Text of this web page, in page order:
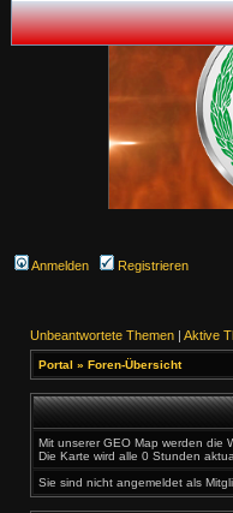
Anmelden Registrieren
Unbeantwortete Themen | Aktive
Portal » Foren-Übersicht
Mit unserer GEO Map werden die
Die Karte wird alle 0 Stunden
Sie sind nicht angemeldet als